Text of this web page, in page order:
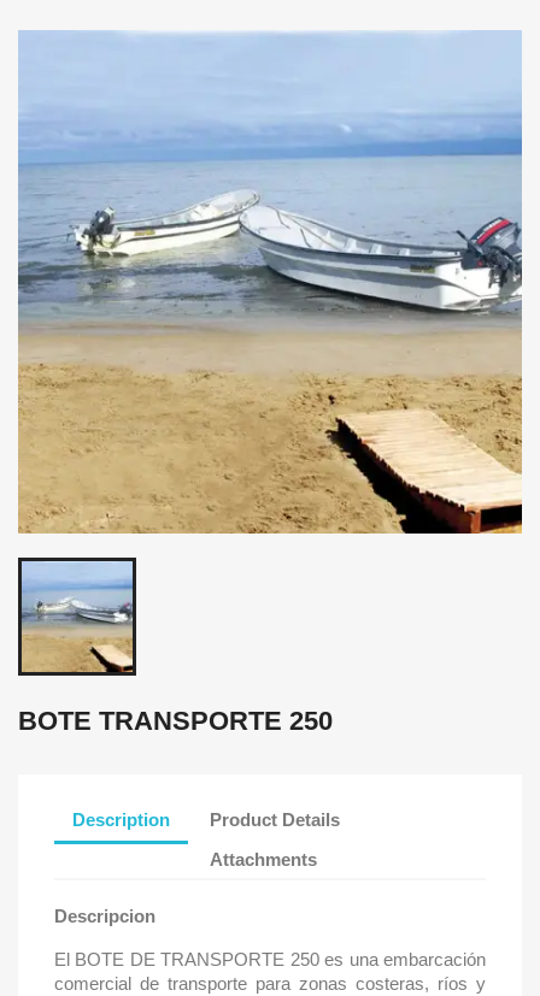
BOTE TRANSPORTE 250
Description
Product Details
Attachments
Descripcion
El BOTE DE TRANSPORTE 250 es una embarcación
comercial de transporte para zonas costeras, ríos y